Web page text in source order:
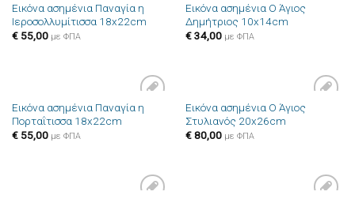
Πρόσθήκη
στην λίστα
Εικόνα ασημένια Παναγία η
Ιεροσολλυμίτισσα 18x22cm
€55,00 με ΦΠΑ
Πρόσθήκη
Εικόνα ασημένια Ο Άγιος
Δημήτριος 10x14cm
€34,00 με ΦΠΑ
Πρόσθήκη
στην λίστα
Εικόνα ασημένια Παναγία η
Πορταΐτισσα 18x22cm
€55,00 με ΦΠΑ
Πρόσθήκη
Εικόνα ασημένια Ο Άγιος
Στυλιανός 20x26cm
€80,00 με ΦΠΑ